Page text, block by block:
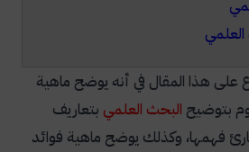
العلمي
على هذا المقال في أنه يوضح ماهية
بتوضيح البحث العلمي بتعاريف
فهمها، وكذلك يوضح ماهية فوائد